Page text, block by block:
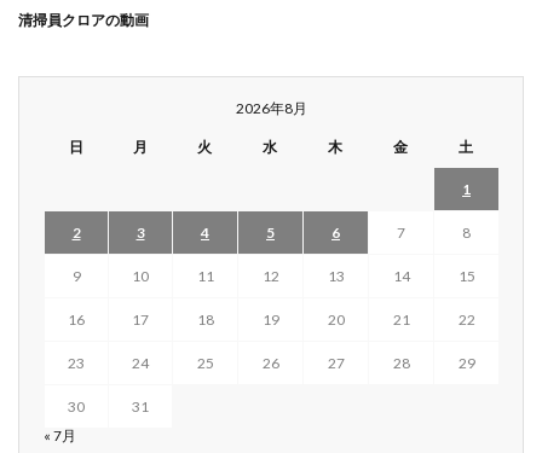
清掃員クロアの動画
2026年8月
日 月 火 水 木 金 土
1
2 3 4 5 6 7 8
9 10 11 12 13 14 15
16 17 18 19 20 21 22
23 24 25 26 27 28 29
30
31
« 7月